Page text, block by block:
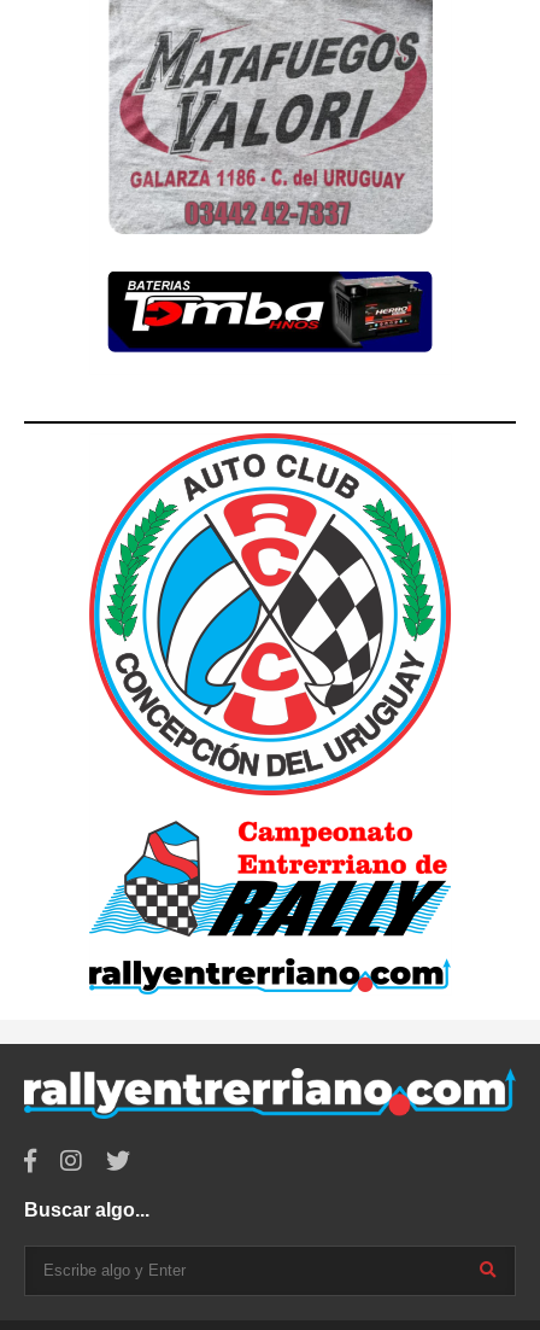
Buscar algo...